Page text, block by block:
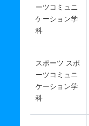
ーツコミュニ
ケーション学
科
スポーツ スポ
ーツコミュニ
ケーション学
科